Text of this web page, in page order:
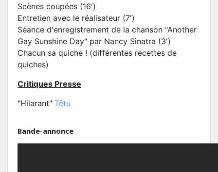
Scènes coupées (16')
Entretien avec le réalisateur (7')
Séance d'enregistrement de la chanson "Another
Gay Sunshine Day" par Nancy Sinatra (3')
Chacun sa quiche ! (différentes recettes de
quiches)
Critiques Presse
"Hilarant" Têtu
Bande-annonce